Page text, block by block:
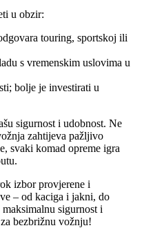
u obzir:
touring, sportskoj ili
s vremenskim uslovima u
bolje je investirati u
sigurnost i udobnost. Ne
zahtijeva pažljivo
svaki komad opreme igra
izbor provjerene i
– od kaciga i jakni, do
sigurnost i
bezbrižnu vožnju!